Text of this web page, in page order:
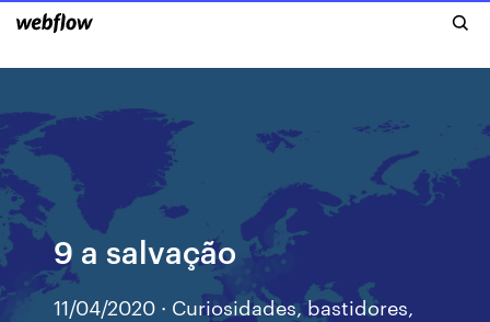
9 a salvação
11/04/2020 · Curiosidades, bastidores,